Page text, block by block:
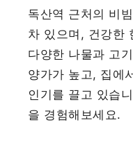
독산역 근처의 비
차 있으며, 건강한
다양한 나물과 고
양가가 높고, 집에
인기를 끌고 있습
을 경험해보세요.